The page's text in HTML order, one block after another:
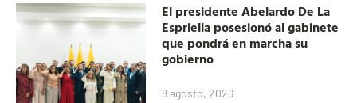
El presidente Abelardo De La
Espriella posesionó al gabinete
que pondrá en marcha su
gobierno
8 agosto, 2026